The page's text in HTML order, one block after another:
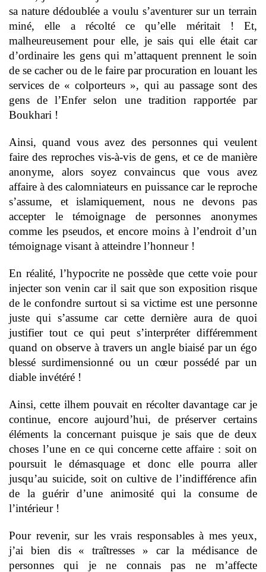
sa nature dédoublée a voulu s’aventurer sur un terrain
miné, elle a récolté ce qu’elle méritait ! Et,
malheureusement pour elle, je sais qui elle était car
d’ordinaire les gens qui m’attaquent prennent le soin
de se cacher ou de le faire par procuration en louant les
services de « colporteurs », qui au passage sont des
gens de l’Enfer selon une tradition rapportée par
Boukhari !
Ainsi, quand vous avez des personnes qui veulent
faire des reproches vis-à-vis de gens, et ce de manière
anonyme, alors soyez convaincus que vous avez
affaire à des calomniateurs en puissance car le reproche
s’assume, et islamiquement, nous ne devons pas
accepter le témoignage de personnes anonymes
comme les pseudos, et encore moins à l’endroit d’un
témoignage visant à atteindre l’honneur !
En réalité, l’hypocrite ne possède que cette voie pour
injecter son venin car il sait que son exposition risque
de le confondre surtout si sa victime est une personne
juste qui s’assume car cette dernière aura de quoi
justifier tout ce qui peut s’interpréter différemment
quand on observe à travers un angle biaisé par un égo
blessé surdimensionné ou un cœur possédé par un
diable invétéré !
Ainsi, cette ilhem pouvait en récolter davantage car je
continue, encore aujourd’hui, de préserver certains
éléments la concernant puisque je sais que de deux
choses l’une en ce qui concerne cette affaire : soit on
poursuit le démasquage et donc elle pourra aller
jusqu’au suicide, soit on cultive de l’indifférence afin
de la guérir d’une animosité qui la consume de
l’intérieur !
Pour revenir, sur les vrais responsables à mes yeux,
j’ai bien dis « traîtresses » car la médisance de
personnes qui je ne connais pas ne m’affecte